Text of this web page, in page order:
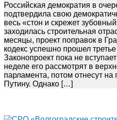
Российская демократия в
подтвердила свою
весь «стон и скрежет
заходилась строительная
месяцы, проект поправок в
кодекс успешно прошел
Законопроект пока не
неделе его рассмотрят в
парламента, потом отнесут
Путину. Однако […]